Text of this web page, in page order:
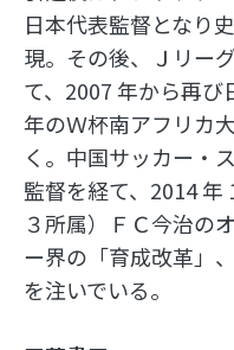
日本代表監督となり
現。その後、Ｊリー
て、2007 年から再
年のＷ杯南アフリカ
く。中国サッカー・
監督を経て、2014 年
３所属）ＦＣ今治の
ー界の「育成改革」
を注いでいる。